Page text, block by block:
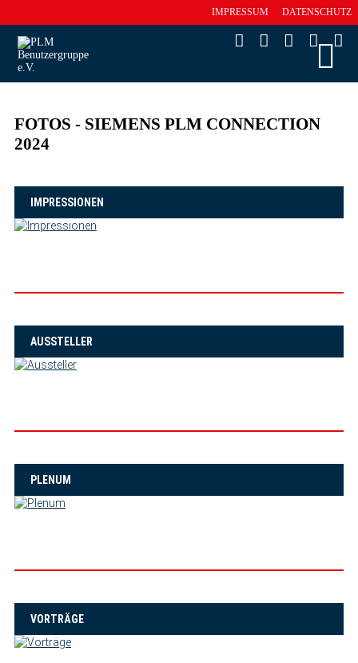
IMPRESSUM DATENSCHUTZ
FOTOS - SIEMENS PLM CONNECTION
2024
IMPRESSIONEN
AUSSTELLER
PLENUM
VORTRÄGE